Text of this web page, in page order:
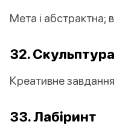
Мета і абстрактна;
32. Скульптура
Креативне
33. Лабіринт